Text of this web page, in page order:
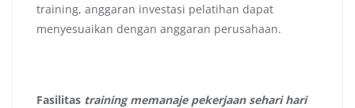
training, anggaran investasi pelatihan dapat
menyesuaikan dengan anggaran perusahaan.
Fasilitas training memanaje pekerjaan sehari hari